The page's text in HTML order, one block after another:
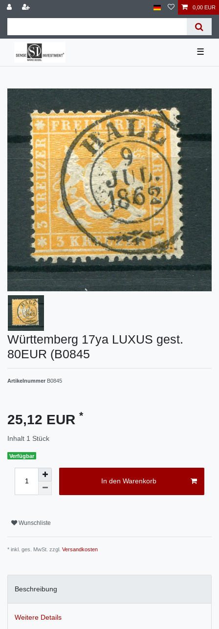
0,00 EUR
☰
Württemberg 17ya LUXUS gest.
80EUR (B0845
Artikelnummer B0845
25,12 EUR *
Inhalt 1 Stück
Verfügbar
In den Warenkorb
Wunschliste
* inkl. ges. MwSt. zzgl. Versandkosten
Beschreibung
Weitere Details